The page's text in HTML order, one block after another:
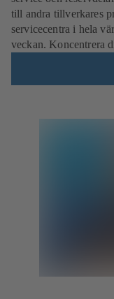
till andra tillverkares
servicecentra i hela
veckan. Koncentrera